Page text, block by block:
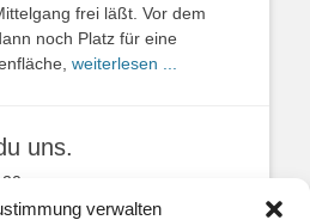
verwalten
frei läßt. Vor dem
noch Platz für eine
weiterlesen ...
uns.